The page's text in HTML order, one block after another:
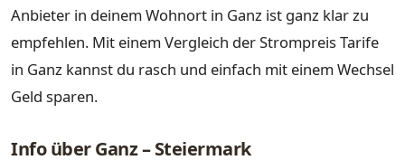
Anbieter in deinem Wohnort in Ganz ist ganz klar zu
empfehlen. Mit einem Vergleich der Strompreis Tarife
in Ganz kannst du rasch und einfach mit einem Wechsel
Geld sparen.
Info über Ganz – Steiermark